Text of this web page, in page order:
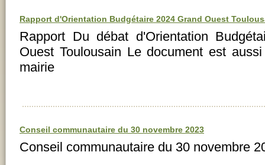
Rapport d'Orientation Budgétaire 2024 Grand Ouest
Rapport Du débat d'Orientation
Ouest Toulousain Le document est
mairie
Conseil communautaire du 30 novembre 2023
Conseil communautaire du 30 novembre